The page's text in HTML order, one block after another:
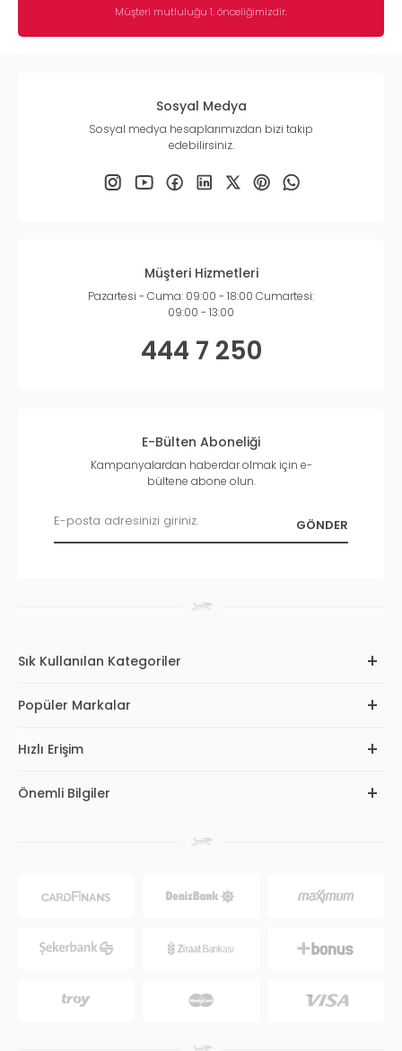
Müşteri mutluluğu 1. önceliğimizdir.
Sosyal Medya
Sosyal medya hesaplarımızdan bizi takip
edebilirsiniz.
Müşteri Hizmetleri
Pazartesi - Cuma: 09:00 - 18:00 Cumartesi:
09:00 - 13:00
444 7 250
E-Bülten Aboneliği
Kampanyalardan haberdar olmak için e-
bültene abone olun.
Sık Kullanılan Kategoriler
Popüler Markalar
Hızlı Erişim
Önemli Bilgiler